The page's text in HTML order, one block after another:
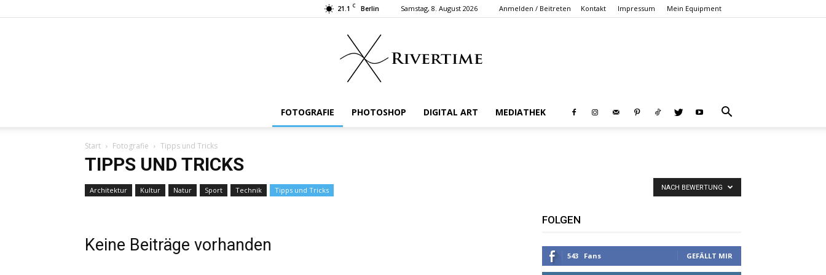
21.1 C Berlin Samstag, 8. August 2026 Anmelden / Beitreten Kontakt Impressum Mein Equipment
FOTOGRAFIE PHOTOSHOP DIGITAL ART MEDIATHEK
Start Fotografie Tipps und Tricks
TIPPS UND TRICKS
Architektur Kultur Natur Sport Technik Tipps und Tricks NACH BEWERTUNG
Keine Beiträge vorhanden
FOLGEN
543 Fans GEFÄLLT MIR